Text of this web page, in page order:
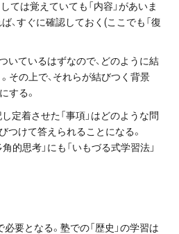
ては覚えていても「内容」があいま
、すぐに確認しておく(ここでも「復
ついているはずなので、どのように結
その上で、それらが結びつく背景
する。
定着させた「事項」はどのような問
つけて答えられることになる。
的思考」にも「いもづる式学習法」
必要となる。塾での「歴史」の学習は